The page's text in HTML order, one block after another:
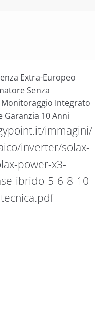
Extra-Europeo
Senza
Integrato
10 Anni
immagini/
inverter/solax-
power-x3-
ibrido-5-6-8-10-